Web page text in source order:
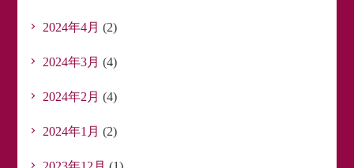
2024年4月 (2)
2024年3月 (4)
2024年2月 (4)
2024年1月 (2)